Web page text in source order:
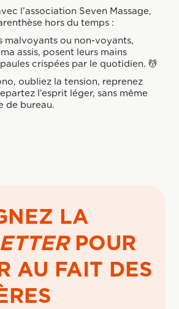
l’association Seven Massage,
hors du temps :
malvoyants ou non-voyants,
assis, posent leurs mains
crispées par le quotidien. 💆
oubliez la tension, reprenez
l’esprit léger, sans même
de bureau.
LA
POUR
AU FAIT DES